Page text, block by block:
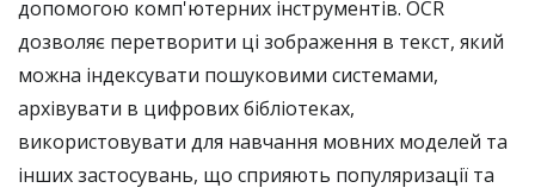
допомогою комп'ютерних інструментів. OCR
дозволяє перетворити ці зображення в текст, який
можна індексувати пошуковими системами,
архівувати в цифрових бібліотеках,
використовувати для навчання мовних моделей та
інших застосувань, що сприяють популяризації та